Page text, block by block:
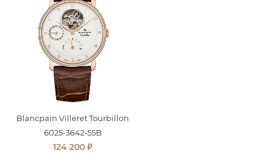
Blancpain Villeret Tourbillon
6025-3642-55B
124 200 ₽